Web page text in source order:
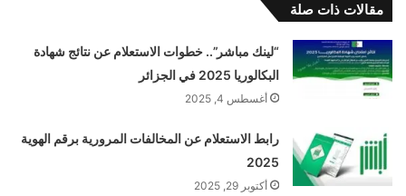
مقالات ذات صلة
“لينك مباشر”.. خطوات الاستعلام عن نتائج شهادة
البكالوريا 2025 في الجزائر
أغسطس 4, 2025
رابط الاستعلام عن المخالفات المرورية برقم الهوية
2025
أكتوبر 29, 2025